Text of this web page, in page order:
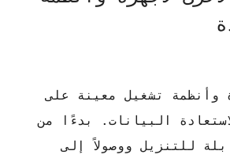
وأنظمة تشغيل معينة على
البيانات.
بدءًا من
للتنزيل ووصولاً إلى